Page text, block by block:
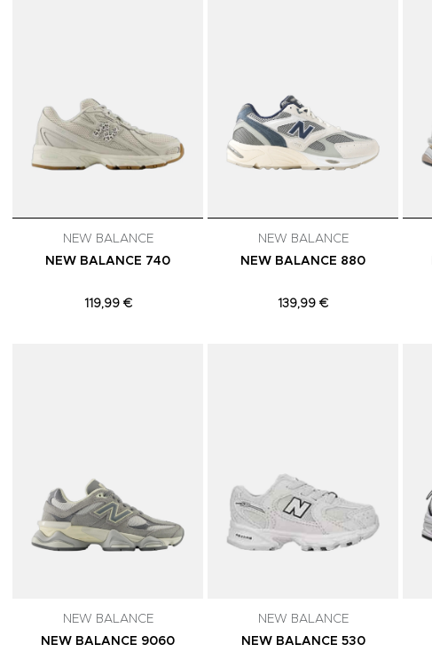
NEW BALANCE
NEW BALANCE 740
119,99 €
NEW BALANCE
NEW BALANCE 880
139,99 €
NEW BALANCE
NEW BALANCE 9060
NEW BALANCE
NEW BALANCE 530